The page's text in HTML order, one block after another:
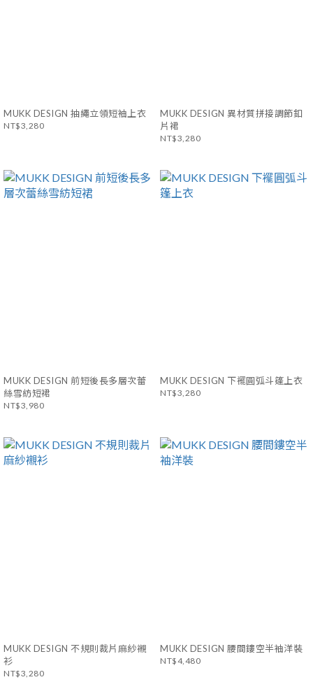
MUKK DESIGN 抽繩立領短袖上衣
NT$3,280
MUKK DESIGN 異材質拼接調節釦
片裙
NT$3,280
MUKK DESIGN 前短後長多層次蕾
絲雪紡短裙
NT$3,980
MUKK DESIGN 下襬圓弧斗篷上衣
NT$3,280
MUKK DESIGN 不規則裁片麻紗襯
衫
NT$3,280
MUKK DESIGN 腰間鏤空半袖洋裝
NT$4,480